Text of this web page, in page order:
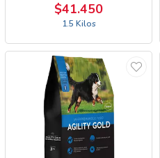
$41.450
1.5 Kilos